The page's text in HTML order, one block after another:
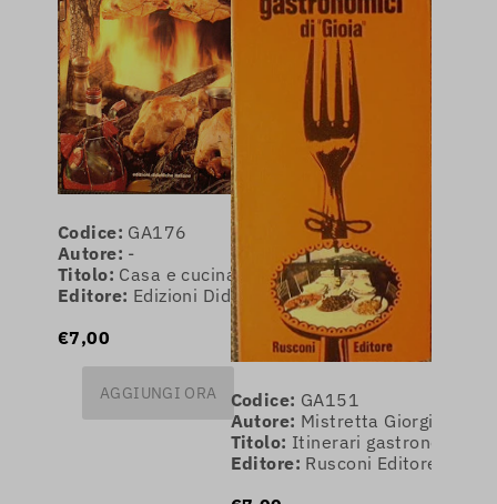
Codice: GA176
Autore: -
Titolo: Casa e
Editore: Edizioni Didattiche Italiane
€7,00
AGGIUNGI ORA Codice: GA151
Autore: Mistretta Giorgio
Titolo: Itinerari gastronomici
Editore: Rusconi Editore